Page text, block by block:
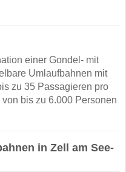
einer Gondel- mit
Umlaufbahnen mit
zu 35 Passagieren pro
bis zu 6.000 Personen
in Zell am See-